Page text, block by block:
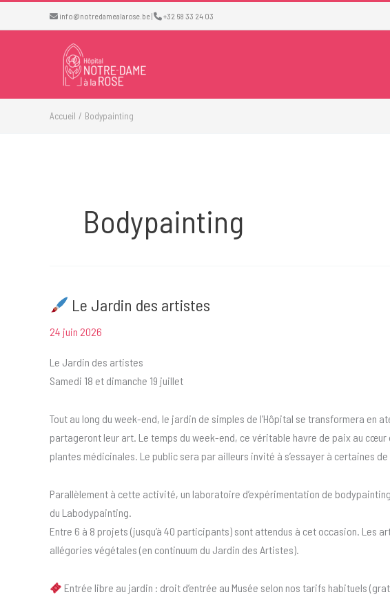
au
info@notredamealarose.be| +32 68 33 24 03
Accueil Bodypainting
Bodypainting
Le Jardin des artistes
24 juin 2026
Le Jardin des artistes
Samedi 18 et dimanche 19 juillet
Tout au long du week-end, le jardin de simples de l’Hôpital se transformera
partageront leur art. Le temps du week-end, ce véritable havre de paix au
plantes médicinales. Le public sera par ailleurs invité à s’essayer à certaines
Parallèlement à cette activité, un laboratoire d’expérimentation de
du Labodypainting.
Entre 6 à 8 projets (jusqu’à 40 participants) sont attendus à cet occasion. Les
allégories végétales (en continuum du Jardin des Artistes).
Entrée libre au jardin : droit d’entrée au Musée selon nos tarifs habituels